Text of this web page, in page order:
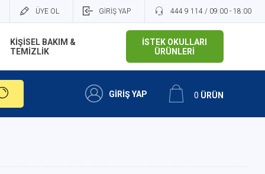
ÜYE OL GİRİŞ YAP 444 9 114 / 09:00 - 18:00
KİŞİSEL BAKIM &
TEMİZLİK
İSTEK OKULLARI
ÜRÜNLERİ
GİRİŞ YAP 0 ÜRÜN